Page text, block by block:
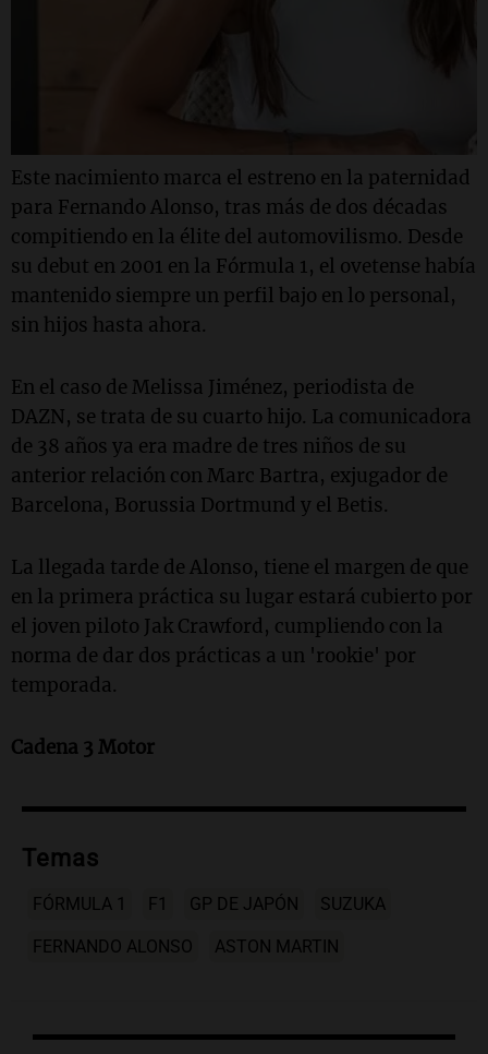
Este nacimiento marca el estreno en la paternidad
para Fernando Alonso, tras más de dos décadas
compitiendo en la élite del automovilismo. Desde
su debut en 2001 en la Fórmula 1, el ovetense había
mantenido siempre un perfil bajo en lo personal,
sin hijos hasta ahora.
En el caso de Melissa Jiménez, periodista de
DAZN, se trata de su cuarto hijo. La comunicadora
de 38 años ya era madre de tres niños de su
anterior relación con Marc Bartra, exjugador de
Barcelona, Borussia Dortmund y el Betis.
La llegada tarde de Alonso, tiene el margen de que
en la primera práctica su lugar estará cubierto por
el joven piloto Jak Crawford, cumpliendo con la
norma de dar dos prácticas a un 'rookie' por
temporada.
Cadena 3 Motor
Temas
FÓRMULA 1 F1 GP DE JAPÓN SUZUKA
FERNANDO ALONSO ASTON MARTIN